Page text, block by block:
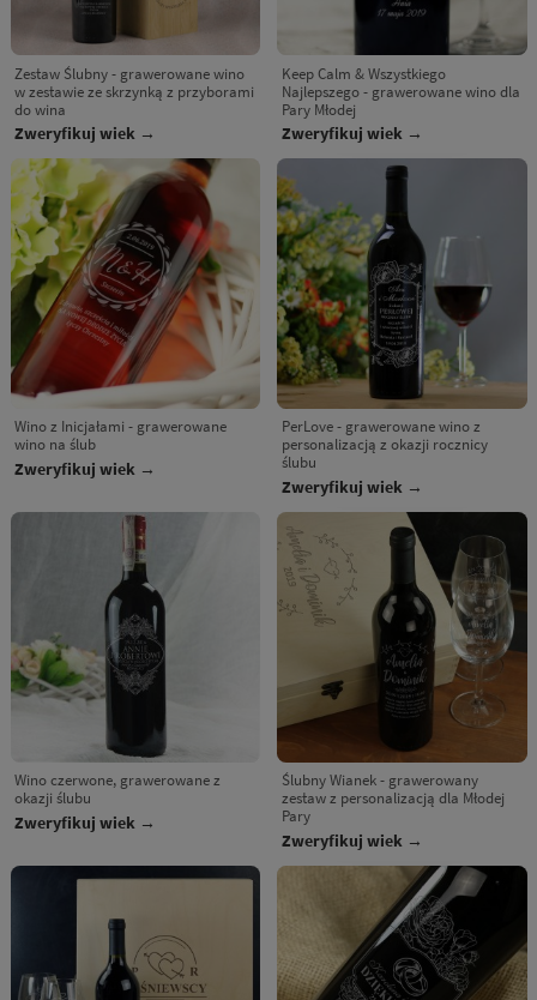
Zestaw Ślubny - grawerowane wino
w zestawie ze skrzynką z przyborami
do wina
Zweryfikuj wiek →
Keep Calm & Wszystkiego
Najlepszego - grawerowane wino dla
Pary Młodej
Zweryfikuj wiek →
Wino z Inicjałami - grawerowane
wino na ślub
Zweryfikuj wiek →
PerLove - grawerowane wino z
personalizacją z okazji rocznicy
ślubu
Zweryfikuj wiek →
Wino czerwone, grawerowane z
okazji ślubu
Zweryfikuj wiek →
Ślubny Wianek - grawerowany
zestaw z personalizacją dla Młodej
Pary
Zweryfikuj wiek →